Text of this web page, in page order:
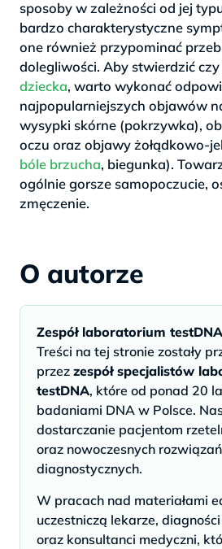
sposoby w zależności od jej
bardzo charakterystyczne
one również przypominać
dolegliwości. Aby stwierdzić
dziecka, warto wykonać
najpopularniejszych objawów
wysypki skórne (pokrzywka),
oczu oraz objawy żołądkowo-
bóle brzucha, biegunka).
ogólnie gorsze samopoczucie,
zmęczenie.
O autorze
Zespół laboratorium testDNA
Treści na tej stronie zostały
przez zespół specjalistów
testDNA, które od ponad 20
badaniami DNA w Polsce.
dostarczanie pacjentom
oraz nowoczesnych rozwiązań
diagnostycznych.
W pracach nad materiałami
uczestniczą lekarze,
oraz konsultanci medyczni,